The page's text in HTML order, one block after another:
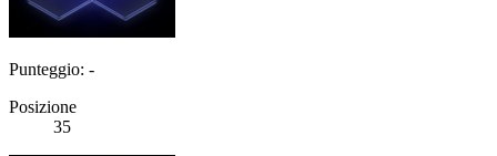
Punteggio: -
Posizione
35